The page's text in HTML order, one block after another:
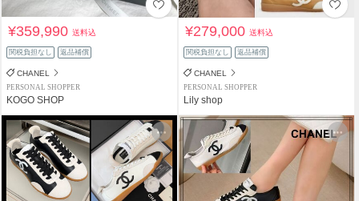
¥359,990送料込
関税負担なし 返品補償
CHANEL
PERSONAL SHOPPER
KOGO SHOP
¥279,000送料込
関税負担なし 返品補償
CHANEL
PERSONAL SHOPPER
Lily shop